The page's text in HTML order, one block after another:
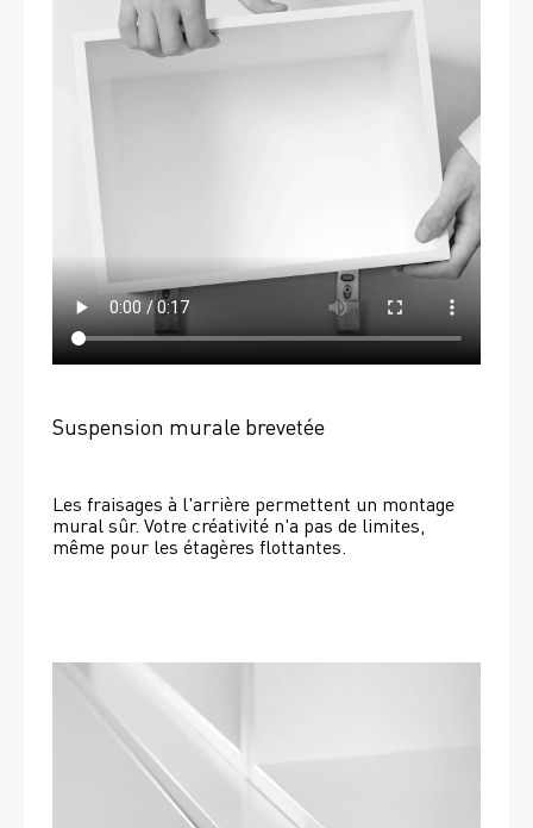
Suspension murale brevetée
Les fraisages à l'arrière permettent un montage
mural sûr. Votre créativité n'a pas de limites,
même pour les étagères flottantes.